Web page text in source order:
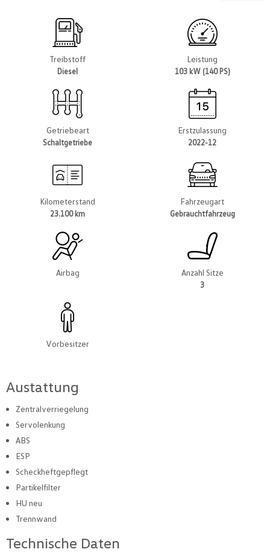
Treibstoff
Diesel
Leistung
103 kW (140 PS)
Getriebeart
Schaltgetriebe
Erstzulassung
2022-12
Kilometerstand
23.100 km
Fahrzeugart
Gebrauchtfahrzeug
Airbag Anzahl Sitze
3
Vorbesitzer
Austattung
Zentralverriegelung
Servolenkung
ABS
ESP
Scheckheftgepflegt
Partikelfilter
HU neu
Trennwand
Technische Daten